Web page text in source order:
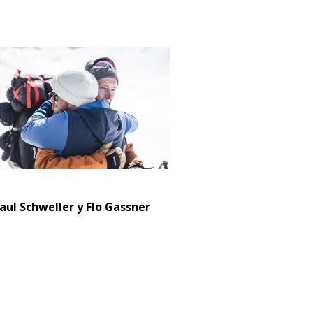
Schweller y Flo Gassner